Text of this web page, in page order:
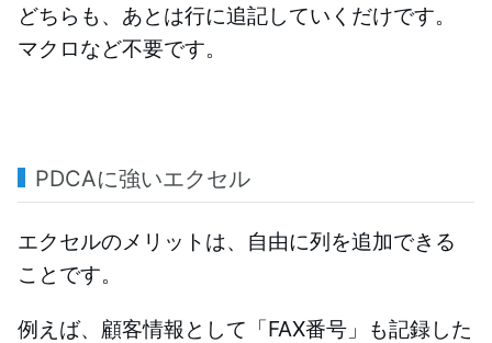
どちらも、あとは行に追記していくだけです。
マクロなど不要です。
PDCAに強いエクセル
エクセルのメリットは、自由に列を追加できる
ことです。
例えば、顧客情報として「FAX番号」も記録した